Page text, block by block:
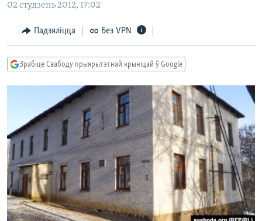
навігацыі
Перайсьці
пошуку
ЭКАНОМІКА
ВАЙНА
ПАЛІТВЯЗЬНІ
КАЛЯНДАР
ПАДКАСТЫ
КНІГІ
PREMIUM
НА ХВАЛЯХ СВАБОДЫ
ПАДКАСТЫ
FACEBOOK
02 студзень 2012, 17:02
Падзяліцца Без VPN
Зрабіце Свабоду прыярытэтнай крыніцай ў Google